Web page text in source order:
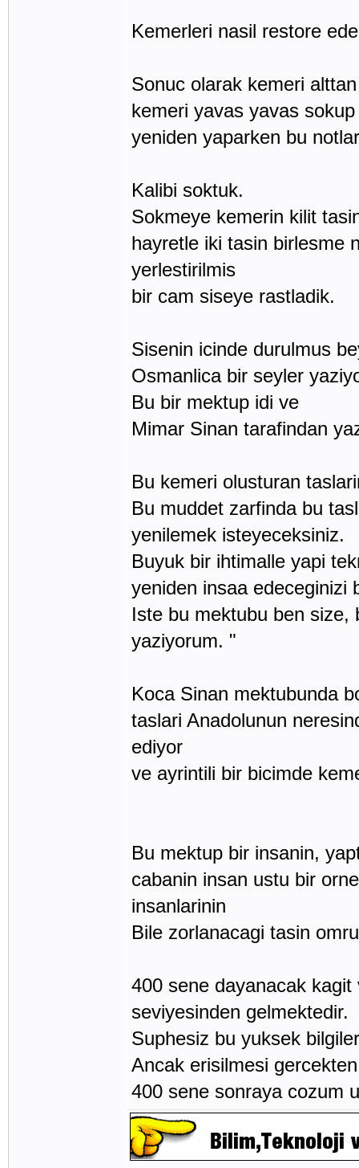
Kemerleri nasil restore
Sonuc olarak kemeri
kemeri yavas yavas
yeniden yaparken bu
Kalibi soktuk.
Sokmeye kemerin kilit
hayretle iki tasin birlesme
yerlestirilmis
bir cam siseye rastladik.
Sisenin icinde durulmus
Osmanlica bir seyler
Bu bir mektup idi ve
Mimar Sinan tarafindan
Bu kemeri olusturan
Bu muddet zarfinda bu
yenilemek isteyeceksiniz.
Buyuk bir ihtimalle yapi
yeniden insaa edeceginizi
Iste bu mektubu ben size,
yaziyorum. "
Koca Sinan mektubunda
taslari Anadolunun
ediyor
ve ayrintili bir bicimde
Bu mektup bir insanin,
cabanin insan ustu bir
insanlarinin
Bile zorlanacagi tasin
400 sene dayanacak
seviyesinden gelmektedir.
Suphesiz bu yuksek
Ancak erisilmesi
400 sene sonraya cozum